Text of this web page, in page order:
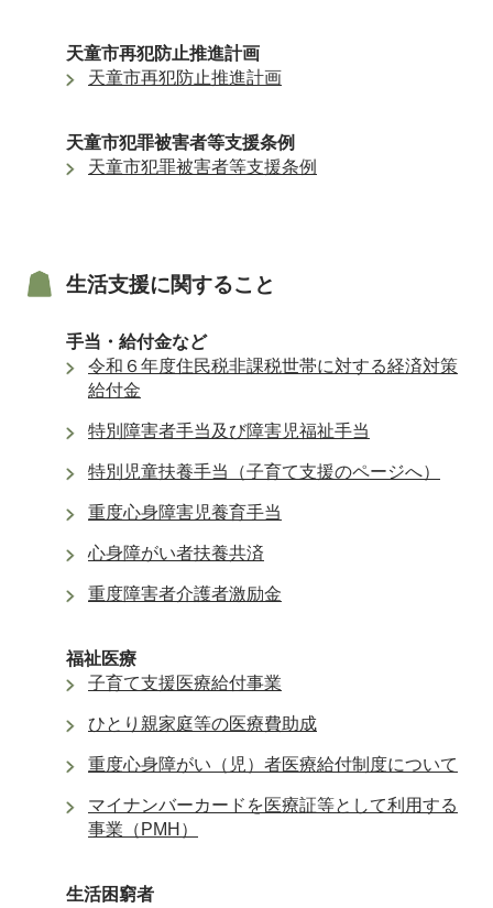
天童市再犯防止推進計画
天童市再犯防止推進計画
天童市犯罪被害者等支援条例
天童市犯罪被害者等支援条例
生活支援に関すること
手当・給付金など
令和６年度住民税非課税世帯に対する経済対策
給付金
特別障害者手当及び障害児福祉手当
特別児童扶養手当（子育て支援のページへ）
重度心身障害児養育手当
心身障がい者扶養共済
重度障害者介護者激励金
福祉医療
子育て支援医療給付事業
ひとり親家庭等の医療費助成
重度心身障がい（児）者医療給付制度について
マイナンバーカードを医療証等として利用する
事業（PMH）
生活困窮者